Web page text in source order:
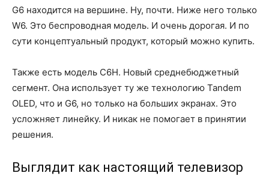
G6 находится на вершине. Ну, почти. Ниже него только
W6. Это беспроводная модель. И очень дорогая. И по
сути концептуальный продукт, который можно купить.
Также есть модель C6H. Новый среднебюджетный
сегмент. Она использует ту же технологию Tandem
OLED, что и G6, но только на больших экранах. Это
усложняет линейку. И никак не помогает в принятии
решения.
Выглядит как настоящий телевизор